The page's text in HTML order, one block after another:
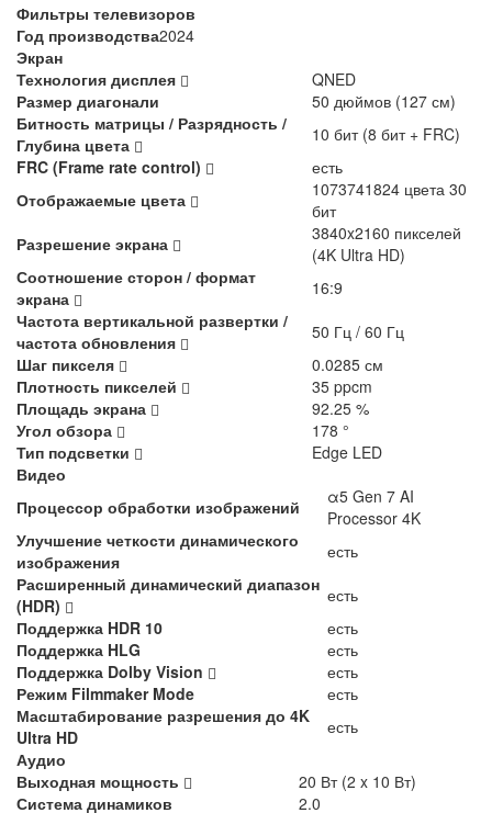
Фильтры телевизоров
Год производства2024
Экран
Технология дисплея
QNED
Размер диагонали
50 дюймов (127 см)
Битность матрицы / Разрядность /
Глубина цвета
10 бит (8 бит + FRC)
FRC (Frame rate control)
есть
Отображаемые цвета
1073741824 цвета 30
бит
Разрешение экрана
3840x2160 пикселей
(4K Ultra HD)
Соотношение сторон / формат
экрана
16:9
Частота вертикальной развертки /
частота обновления
50 Гц / 60 Гц
Шаг пикселя
0.0285 см
Плотность пикселей
35 ppcm
Площадь экрана
92.25 %
Угол обзора
178 °
Тип подсветки
Edge LED
Видео
Процессор обработки изображений
α5 Gen 7 AI
Processor 4K
Улучшение четкости динамического
изображения
есть
Расширенный динамический диапазон
(HDR)
есть
Поддержка HDR 10
есть
Поддержка HLG
есть
Поддержка Dolby Vision
есть
Режим Filmmaker Mode
есть
Масштабирование разрешения до 4K
Ultra HD
есть
Аудио
Выходная мощность
20 Вт (2 x 10 Вт)
Система динамиков
2.0